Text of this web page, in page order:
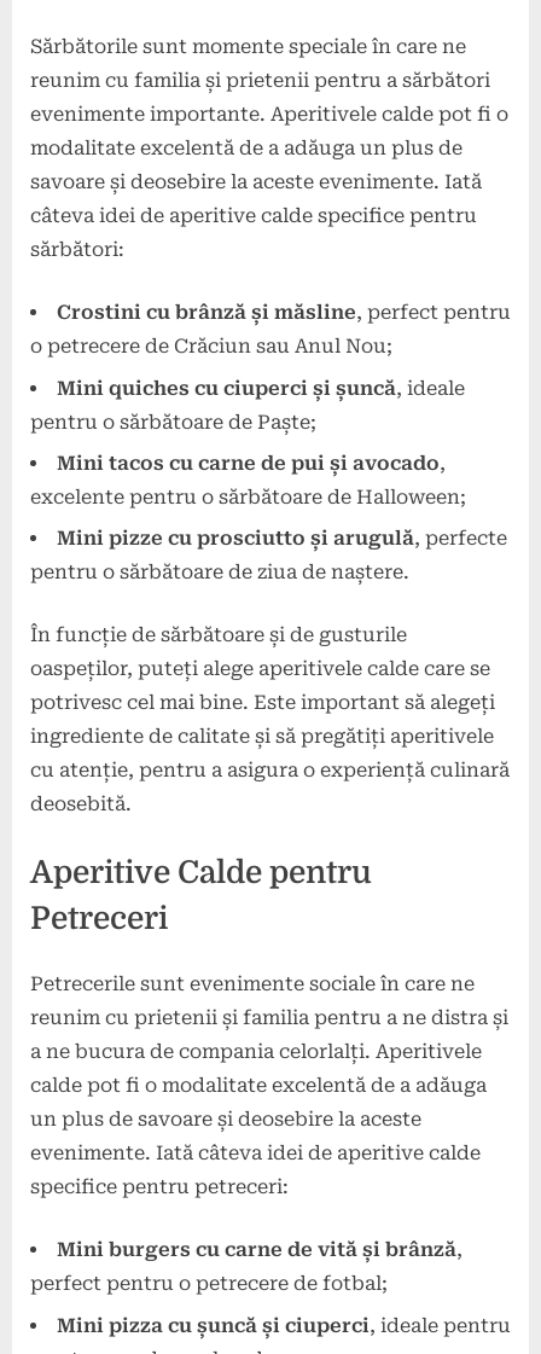
Sărbătorile sunt momente speciale în care ne
reunim cu familia și prietenii pentru a sărbători
evenimente importante. Aperitivele calde pot fi o
modalitate excelentă de a adăuga un plus de
savoare și deosebire la aceste evenimente. Iată
câteva idei de aperitive calde specifice pentru
sărbători:
Crostini cu brânză și măsline, perfect pentru
o petrecere de Crăciun sau Anul Nou;
Mini quiches cu ciuperci și șuncă, ideale
pentru o sărbătoare de Paște;
Mini tacos cu carne de pui și avocado,
excelente pentru o sărbătoare de Halloween;
Mini pizze cu prosciutto și arugulă, perfecte
pentru o sărbătoare de ziua de naștere.
În funcție de sărbătoare și de gusturile
oaspeților, puteți alege aperitivele calde care se
potrivesc cel mai bine. Este important să alegeți
ingrediente de calitate și să pregătiți aperitivele
cu atenție, pentru a asigura o experiență culinară
deosebită.
Aperitive Calde pentru
Petreceri
Petrecerile sunt evenimente sociale în care ne
reunim cu prietenii și familia pentru a ne distra și
a ne bucura de compania celorlalți. Aperitivele
calde pot fi o modalitate excelentă de a adăuga
un plus de savoare și deosebire la aceste
evenimente. Iată câteva idei de aperitive calde
specifice pentru petreceri:
Mini burgers cu carne de vită și brânză,
perfect pentru o petrecere de fotbal;
Mini pizza cu șuncă și ciuperci, ideale pentru